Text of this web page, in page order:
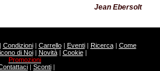
Jean Ebersolt
Condizioni| Carrello| Eventi| Ricerca| Come
di Noi| Novità| Cookie|
Promozioni
| Sconti |